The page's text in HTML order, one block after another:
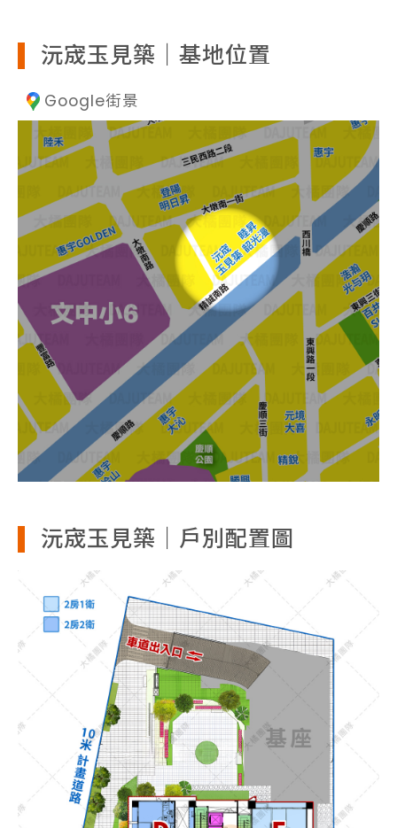
沅宬玉見築｜基地位置
Google街景
沅宬玉見築｜戶別配置圖